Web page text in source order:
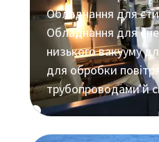
Обладнання для
Обладнання для
низького вакууму
для обробки
трубопроводами й